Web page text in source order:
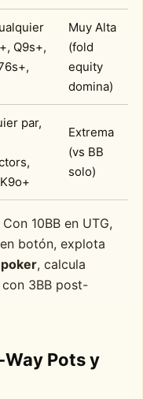
Q9s+,
Muy Alta
(fold
equity
domina)
par,
Extrema
(vs BB
solo)
10BB en UTG,
botón, explota
, calcula
3BB post-
Pots y